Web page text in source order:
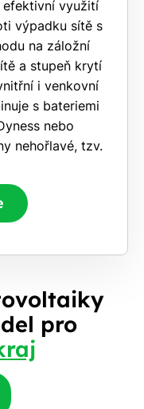
efektivní využití
výpadku sítě s
na záložní
a stupeň krytí
i venkovní
s bateriemi
nebo
nehořlavé, tzv.
pro